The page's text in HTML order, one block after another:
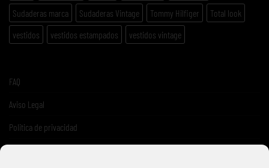
Sudaderas marca
Sudaderas Vintage Tommy Hilfiger
Total look
vestidos
vestidos estampados vestidos vintage
FAQ
Aviso Legal
Politica de privacidad